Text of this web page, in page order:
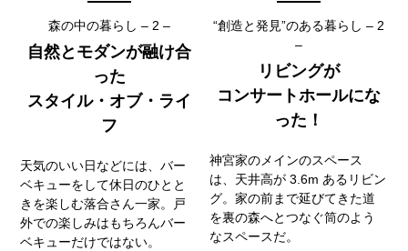
森の中の暮らし – 2 –
自然とモダンが融け合
った
スタイル・オブ・ライ
フ
天気のいい日などには、バー
ベキューをして休日のひとと
きを楽しむ落合さん一家。戸
外での楽しみはもちろんバー
ベキューだけではない。
“創造と発見”のある暮らし – 2
–
リビングが
コンサートホールにな
った！
神宮家のメインのスペース
は、天井高が 3.6m あるリビン
グ。家の前まで延びてきた道
を裏の森へとつなぐ筒のよう
なスペースだ。